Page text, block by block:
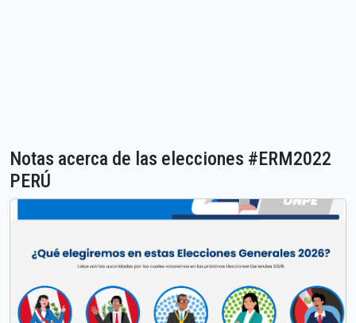
Notas acerca de las elecciones #ERM2022
PERÚ